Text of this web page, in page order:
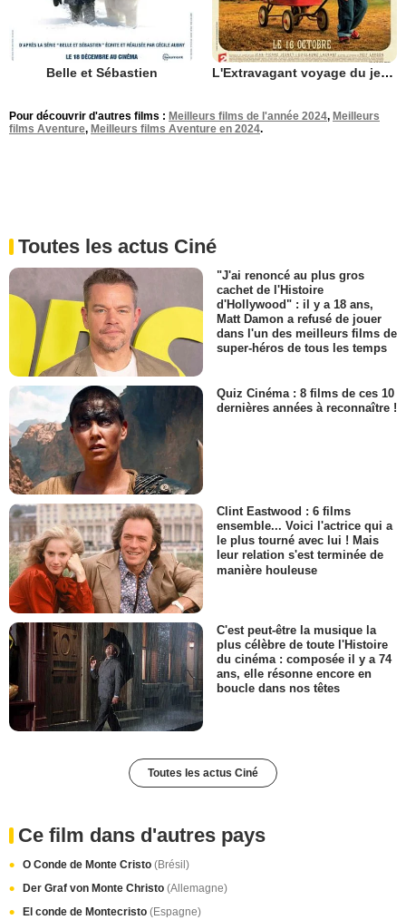
Belle et Sébastien L'Extravagant voyage du jeune et prodigieux T.S. Spivet
Pour découvrir d'autres films : Meilleurs films de l'année 2024, Meilleurs
films Aventure, Meilleurs films Aventure en 2024.
Toutes les actus Ciné
"J'ai renoncé au plus gros
cachet de l'Histoire
d'Hollywood" : il y a 18 ans,
Matt Damon a refusé de jouer
dans l'un des meilleurs films de
super-héros de tous les temps
Quiz Cinéma : 8 films de ces 10
dernières années à reconnaître !
Clint Eastwood : 6 films
ensemble... Voici l'actrice qui a
le plus tourné avec lui ! Mais
leur relation s'est terminée de
manière houleuse
C'est peut-être la musique la
plus célèbre de toute l'Histoire
du cinéma : composée il y a 74
ans, elle résonne encore en
boucle dans nos têtes
Toutes les actus Ciné
Ce film dans d'autres pays
O Conde de Monte Cristo (Brésil)
Der Graf von Monte Christo (Allemagne)
El conde de Montecristo (Espagne)